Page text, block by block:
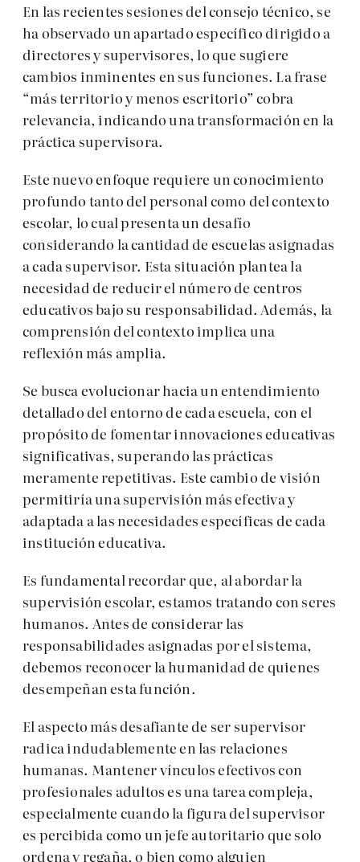
En las recientes sesiones del consejo técnico, se
ha observado un apartado específico dirigido a
directores y supervisores, lo que sugiere
cambios inminentes en sus funciones. La frase
“más territorio y menos escritorio” cobra
relevancia, indicando una transformación en la
práctica supervisora.
Este nuevo enfoque requiere un conocimiento
profundo tanto del personal como del contexto
escolar, lo cual presenta un desafío
considerando la cantidad de escuelas asignadas
a cada supervisor. Esta situación plantea la
necesidad de reducir el número de centros
educativos bajo su responsabilidad. Además, la
comprensión del contexto implica una
reflexión más amplia.
Se busca evolucionar hacia un entendimiento
detallado del entorno de cada escuela, con el
propósito de fomentar innovaciones educativas
significativas, superando las prácticas
meramente repetitivas. Este cambio de visión
permitiría una supervisión más efectiva y
adaptada a las necesidades específicas de cada
institución educativa.
Es fundamental recordar que, al abordar la
supervisión escolar, estamos tratando con seres
humanos. Antes de considerar las
responsabilidades asignadas por el sistema,
debemos reconocer la humanidad de quienes
desempeñan esta función.
El aspecto más desafiante de ser supervisor
radica indudablemente en las relaciones
humanas. Mantener vínculos efectivos con
profesionales adultos es una tarea compleja,
especialmente cuando la figura del supervisor
es percibida como un jefe autoritario que solo
ordena y regaña, o bien como alguien